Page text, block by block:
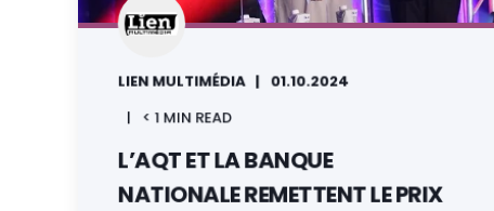
LIEN MULTIMÉDIA
01.10.2024
< 1 MIN READ
L’AQT ET LA BANQUE
NATIONALE REMETTENT LE PRIX